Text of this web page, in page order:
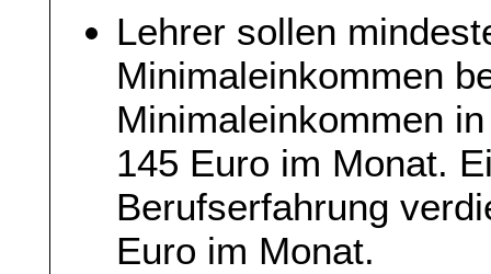
Lehrer sollen
Minimaleinkommen
Minimaleinkommen
145 Euro im Monat.
Berufserfahrung
Euro im Monat.